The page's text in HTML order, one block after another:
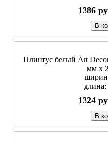
1386
В
Плинтус белый Art
мм х
1324
В